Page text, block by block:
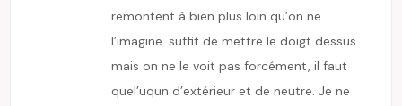
remontent à bien plus loin qu’on ne
l’imagine. suffit de mettre le doigt dessus
mais on ne le voit pas forcément, il faut
quel’uqun d’extérieur et de neutre. Je ne